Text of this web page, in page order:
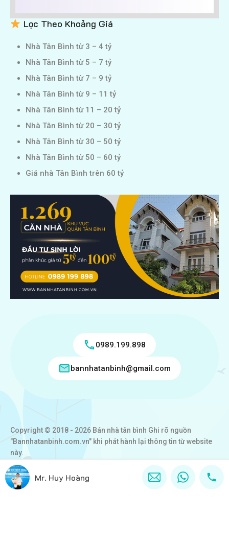
Lọc Theo Khoảng Giá
Nhà Tân Bình từ 3 – 4 tỷ
Nhà Tân Bình từ 5 – 7 tỷ
Nhà Tân Bình từ 7 – 9 tỷ
Nhà Tân Bình từ 9 – 11 tỷ
Nhà Tân Bình từ 11 – 20 tỷ
Nhà Tân Bình từ 20 – 30 tỷ
Nhà Tân Bình từ 30 – 50 tỷ
Nhà Tân Bình từ 50 – 60 tỷ
Giá nhà Tân Bình trên 60 tỷ
0989.199.898
bannhatanbinh@gmail.com
Copyright © 2018 - 2026 Bán nhà tân bình Ghi rõ nguồn
"Bannhatanbinh.com.vn" khi phát hành lại thông tin từ website
này.
VICTORY REAL
Mr. Huy Hoàng